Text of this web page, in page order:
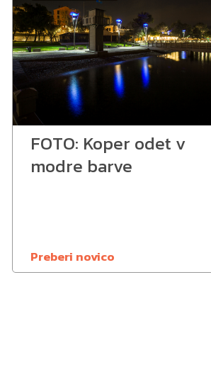
FOTO: Koper odet v
modre barve
Preberi novico